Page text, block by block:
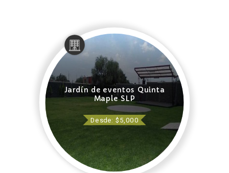
Jardín de eventos Quinta
Maple SLP
Desde: $5,000